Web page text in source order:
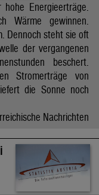
Energieerträge.
Wärme gewinnen.
Dennoch steht sie oft
der vergangenen
beschert.
Stromerträge von
die Sonne noch
Nachrichten